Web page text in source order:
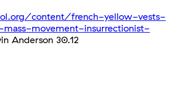
content/french-yellow-vests-
mass-movement-insurrectionist-
Anderson 30.12